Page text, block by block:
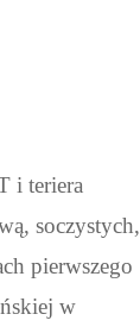
i teriera
soczystych,
pierwszego
w